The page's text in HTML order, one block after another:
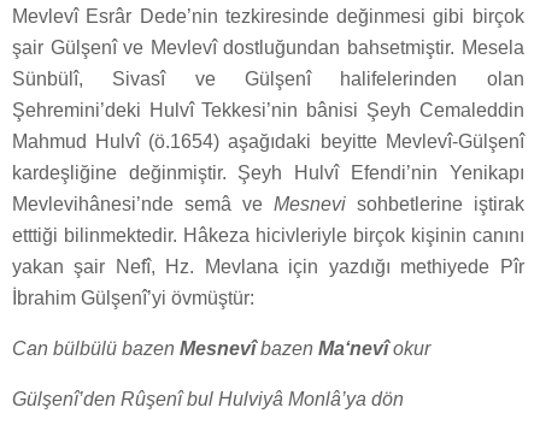
Mevlevî Esrâr Dede’nin tezkiresinde değinmesi gibi birçok
şair Gülşenî ve Mevlevî dostluğundan bahsetmiştir. Mesela
Sünbülî, Sivasî ve Gülşenî halifelerinden olan
Şehremini’deki Hulvî Tekkesi’nin bânisi Şeyh Cemaleddin
Mahmud Hulvî (ö.1654) aşağıdaki beyitte Mevlevî-Gülşenî
kardeşliğine değinmiştir. Şeyh Hulvî Efendi’nin Yenikapı
Mevlevihânesi’nde semâ ve Mesnevisohbetlerine iştirak
etttiği bilinmektedir. Hâkeza hicivleriyle birçok kişinin canını
yakan şair Nefî, Hz. Mevlana için yazdığı methiyede Pîr
İbrahim Gülşenî’yi övmüştür:
Can bülbülü bazen Mesnevîbazen Ma‘nevîokur
Gülşenî’den Rûşenî bul Hulviyâ Monlâ’ya dön